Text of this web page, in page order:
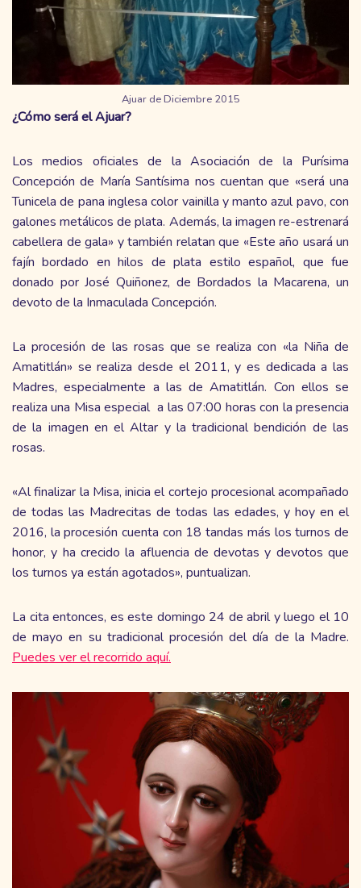
Ajuar de Diciembre 2015
¿Cómo será el Ajuar?
Los medios oficiales de la Asociación de la Purísima
Concepción de María Santísima nos cuentan que «será una
Tunicela de pana inglesa color vainilla y manto azul pavo, con
galones metálicos de plata. Además, la imagen re-estrenará
cabellera de gala» y también relatan que «Este año usará un
fajín bordado en hilos de plata estilo español, que fue
donado por José Quiñonez, de Bordados la Macarena, un
devoto de la Inmaculada Concepción.
La procesión de las rosas que se realiza con «la Niña de
Amatitlán» se realiza desde el 2011, y es dedicada a las
Madres, especialmente a las de Amatitlán. Con ellos se
realiza una Misa especial a las 07:00 horas con la presencia
de la imagen en el Altar y la tradicional bendición de las
rosas.
«Al finalizar la Misa, inicia el cortejo procesional acompañado
de todas las Madrecitas de todas las edades, y hoy en el
2016, la procesión cuenta con 18 tandas más los turnos de
honor, y ha crecido la afluencia de devotas y devotos que
los turnos ya están agotados», puntualizan.
La cita entonces, es este domingo 24 de abril y luego el 10
de mayo en su tradicional procesión del día de la Madre.
Puedes ver el recorrido aquí.